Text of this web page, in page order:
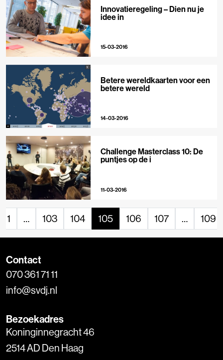
Innovatieregeling – Dien nu je
idee in
15-03-2016
Betere wereldkaarten voor een
betere wereld
14-03-2016
Challenge Masterclass 10: De
puntjes op de i
11-03-2016
1 … 103 104 105 106 107 … 109
Contact
070 361 71 11
info@svdj.nl
Bezoekadres
Koninginnegracht 46
2514 AD Den Haag